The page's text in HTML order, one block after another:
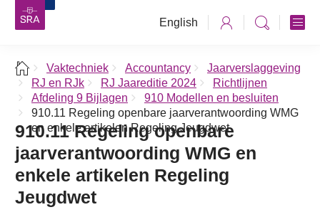
English
Vaktechniek Accountancy
Jaarverslaggeving
RJ en RJk
RJ Jaareditie 2024
Richtlijnen
Afdeling 9 Bijlagen
910 Modellen en besluiten
910.11 Regeling openbare jaarverantwoording WMG
en enkele artikelen Regeling Jeugdwet
910.11 Regeling openbare
jaarverantwoording WMG en
enkele artikelen Regeling
Jeugdwet